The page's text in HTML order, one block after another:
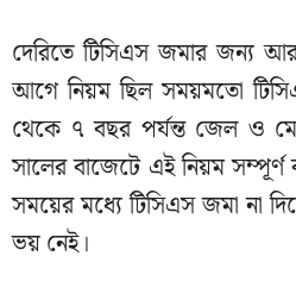
দেরিতে টিসিএস জমার জন্য
আগে নিয়ম ছিল সময়মতো
থেকে ৭ বছর পর্যন্ত জেল ও
সালের বাজেটে এই নিয়ম
সময়ের মধ্যে টিসিএস জমা না
ভয় নেই।